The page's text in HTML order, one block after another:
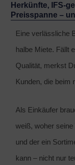
Herkünfte, IFS-
Preisspanne –
Eine verlässliche
halbe Miete. Fällt
Qualität, merkst
Kunden, die beim
Als Einkäufer
weiß, woher
und der ein
kann – nicht nur